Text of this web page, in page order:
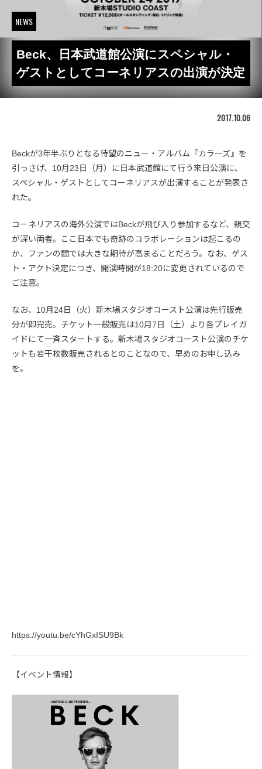
NEWS
Beck、日本武道館公演にスペシャル・
ゲストとしてコーネリアスの出演が決定
2017.10.06
Beckが3年半ぶりとなる待望のニュー・アルバム『カラーズ』を
引っさげ、10月23日（月）に日本武道館にて行う来日公演に、
スペシャル・ゲストとしてコーネリアスが出演することが発表さ
れた。
コーネリアスの海外公演ではBeckが飛び入り参加するなど、親交
が深い両者。ここ日本でも奇跡のコラボレーションは起こるの
か、ファンの間では大きな期待が高まることだろう。なお、ゲス
ト・アクト決定につき、開演時間が18:20に変更されているので
ご注意。
なお、10月24日（火）新木場スタジオコースト公演は先行販売
分が即完売。チケット一般販売は10月7日（土）より各プレイガ
イドにて一斉スタートする。新木場スタジオコースト公演のチケ
ットも若干枚数販売されるとのことなので、早めのお申し込み
を。
https://youtu.be/cYhGxISU9Bk
【イベント情報】